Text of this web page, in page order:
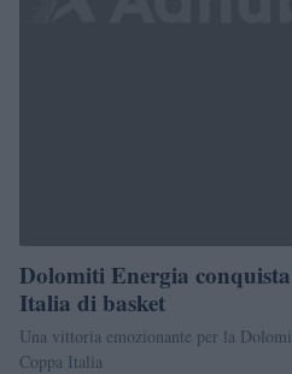
Dolomiti Energia
Italia di basket
Una vittoria emozionante per la
Coppa Italia